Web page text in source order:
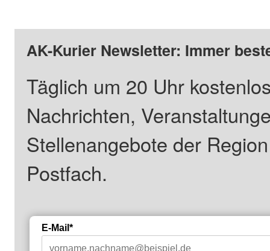
AK-Kurier Newsletter: Immer
Täglich um 20 Uhr
Nachrichten,
Stellenangebote der
Postfach.
E-Mail*